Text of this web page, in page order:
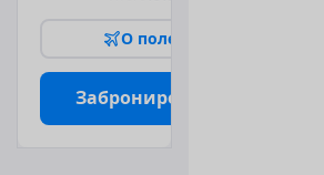
О поле
Заброниро